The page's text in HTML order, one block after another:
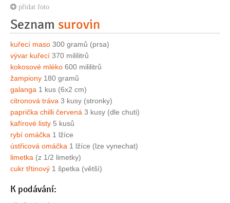
přidat foto
Seznam surovin
kuřecí maso 300 gramů (prsa)
vývar kuřecí 370 mililitrů
kokosové mléko 600 mililitrů
žampiony 180 gramů
galanga 1 kus (6x2 cm)
citronová tráva 3 kusy (stronky)
paprička chilli červená 3 kusy (dle chuti)
kafírové listy 5 kusů
rybí omáčka 1 lžíce
ústřicová omáčka 1 lžíce (lze vynechat)
limetka (z 1/2 limetky)
cukr třtinový 1 špetka (větší)
K podávání: